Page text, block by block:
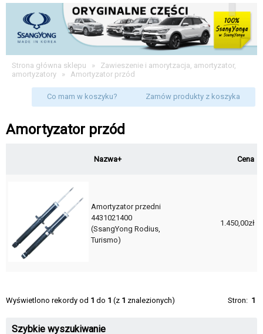
Strona główna sklepu » Zawieszenie i amorytzacja, amortyzator,
amortyzatory » Amortyzator przód
Co mam w koszyku? Zamów produkty z koszyka
Amortyzator przód
Nazwa+ Cena
Amortyzator przedni
4431021400
(SsangYong Rodius,
Turismo)
1.450,00zł
Stron: 1
Wyświetlono rekordy od 1 do 1 (z 1 znalezionych)
Szybkie wyszukiwanie